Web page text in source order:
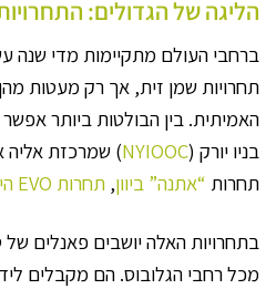
הליגה של הגדולים:
ברחבי העולם מתקיימות מדי שנה
תחרויות שמן זית, אך רק מעטות
האמיתית. בין הבולטות ביותר
בניו יורק (NYIOOC) שמרכזת אליה
תחרות “אתנה” ביוון, תחרות EVO היוקרתית
בתחרויות האלה יושבים פאנלים
מכל רחבי הגלובוס. הם מקבלים